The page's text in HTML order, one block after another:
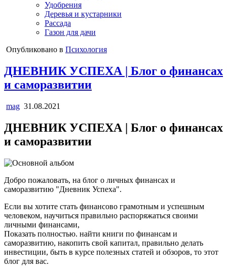
Удобрения
Деревья и кустарники
Рассада
Газон для дачи
Опубликовано в Психология
ДНЕВНИК УСПЕХА | Блог о финансах
и саморазвитии
mag 31.08.2021
ДНЕВНИК УСПЕХА | Блог о финансах
и саморазвитии
Добро пожаловать, на блог о личных финансах и
саморазвитию "Дневник Успеха".
Если вы хотите стать финансово грамотным и успешным
человеком, научиться правильно распоряжаться своими
личными финансами,
Показать полностью. найти книги по финансам и
саморазвитию, накопить свой капитал, правильно делать
инвестиции, быть в курсе полезных статей и обзоров, то этот
блог для вас.